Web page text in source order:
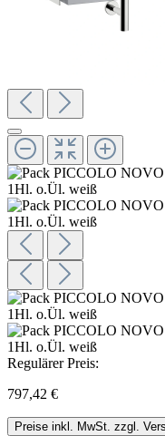
Regulärer Preis:
797,42 €
Preise inkl. MwSt. zzgl.